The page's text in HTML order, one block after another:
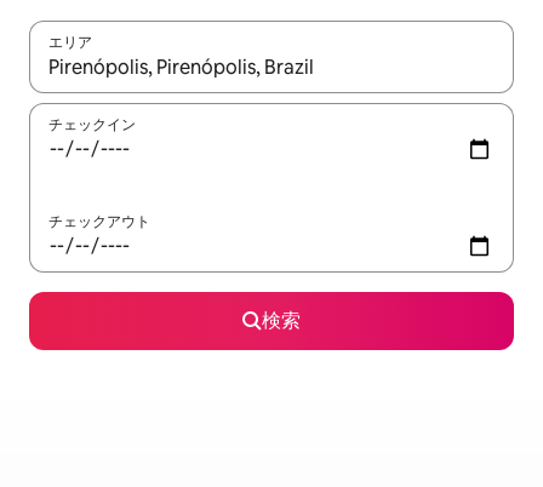
エリア
検索結果が表示されたら、上下の矢印キーを使って移動するか
チェックイン
チェックアウト
検索